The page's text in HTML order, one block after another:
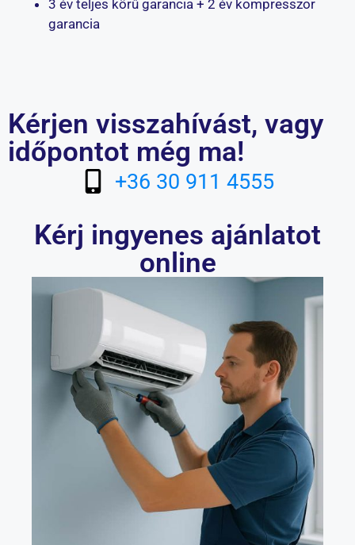
3 év teljes körű garancia + 2 év kompresszor
garancia
Kérjen visszahívást, vagy
időpontot még ma!
+36 30 911 4555
Kérj ingyenes ajánlatot
online